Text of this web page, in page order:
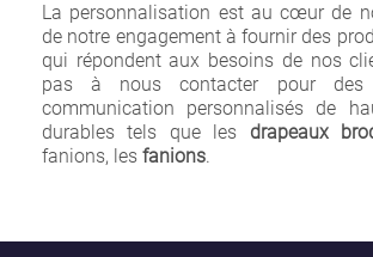
La personnalisation est au cœur de
de notre engagement à fournir des
qui répondent aux besoins de nos
pas à nous contacter pour des
communication personnalisés de
durables tels que les drapeaux
fanions, les fanions.